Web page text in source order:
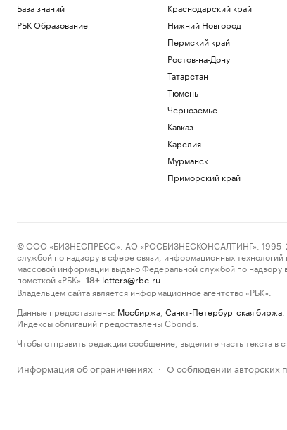
База знаний
РБК Образование
Краснодарский край
Нижний Новгород
Пермский край
Ростов-на-Дону
Татарстан
Тюмень
Черноземье
Кавказ
Карелия
Мурманск
Приморский край
© ООО «БИЗНЕСПРЕСС», АО «РОСБИЗНЕСКОНСАЛТИНГ»,
службой по надзору в сфере связи, информационных
массовой информации выдано Федеральной службой по
пометкой «РБК».
18+ letters@rbc.ru
Владельцем сайта является информационное агентство «РБК».
Данные предоставлены: Мосбиржа Санкт-Петербургская биржа
Индексы облигаций предоставлены Cbonds.
Чтобы отправить редакции сообщение, выделите часть текста в
Информация об ограничениях · О соблюдении авторских